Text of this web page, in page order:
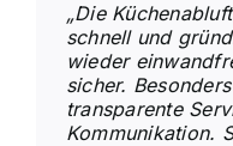
„Die
schnell und
wieder
sicher.
transparente
Kommunikation.